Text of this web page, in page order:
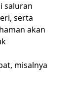
saluran
serta
akan
misalnya